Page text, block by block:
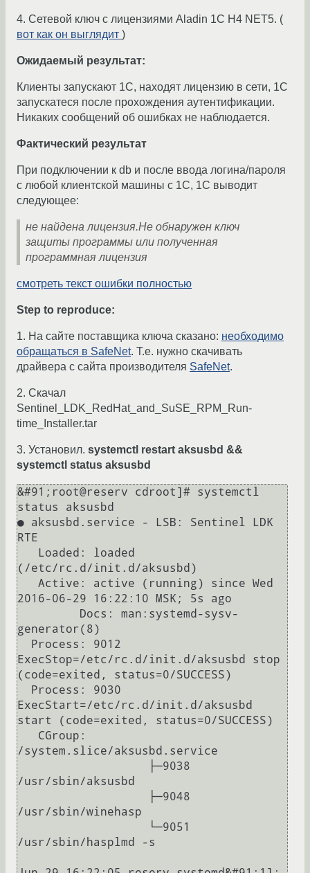
4. Сетевой ключ с лицензиями Aladin 1С H4 NET5. (
вот как он выглядит )
Ожидаемый результат:
Клиенты запускают 1С, находят лицензию в сети, 1С
запускатеся после прохождения аутентификации.
Никаких сообщений об ошибках не наблюдается.
Фактический результат
При подключении к db и после ввода логина/пароля
с любой клиентской машины с 1С, 1С выводит
следующее:
не найдена лицензия.Не обнаружен ключ
защиты программы или полученная
программная лицензия
смотреть текст ошибки полностью
Step to reproduce:
1. На сайте поставщика ключа сказано: необходимо
обращаться в SafeNet. Т.е. нужно скачивать
драйвера с сайта производителя SafeNet.
2. Скачал
Sentinel_LDK_RedHat_and_SuSE_RPM_Run-
time_Installer.tar
3. Установил. systemctl restart aksusbd &&
systemctl status aksusbd
&#91;root@reserv cdroot]# systemctl
status aksusbd
● aksusbd.service - LSB: Sentinel LDK
RTE
(/etc/rc.d/init.d/aksusbd)
2016-06-29 16:22:10 MSK; 5s ago
generator(8)
ExecStop=/etc/rc.d/init.d/aksusbd stop
(code=exited, status=0/SUCCESS)
ExecStart=/etc/rc.d/init.d/aksusbd
start (code=exited, status=0/SUCCESS)
/system.slice/aksusbd.service
/usr/sbin/aksusbd
/usr/sbin/winehasp
/usr/sbin/hasplmd -s